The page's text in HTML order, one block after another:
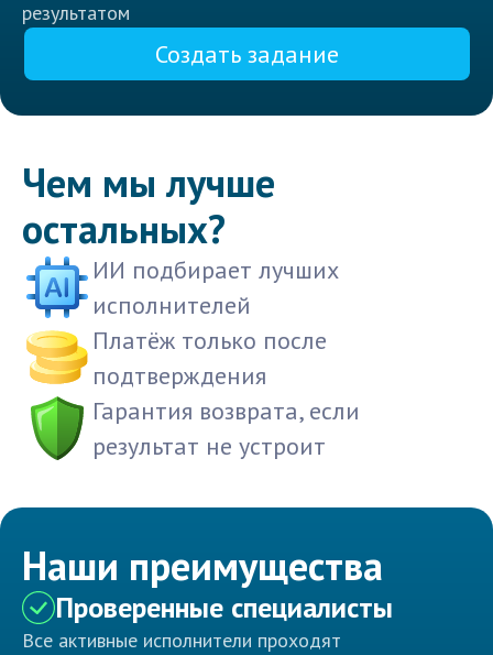
результатом
Создать задание
Чем мы лучше
остальных?
ИИ подбирает лучших
исполнителей
Платёж только после
подтверждения
Гарантия возврата, если
результат не устроит
Наши преимущества
Проверенные специалисты
Все активные исполнители проходят